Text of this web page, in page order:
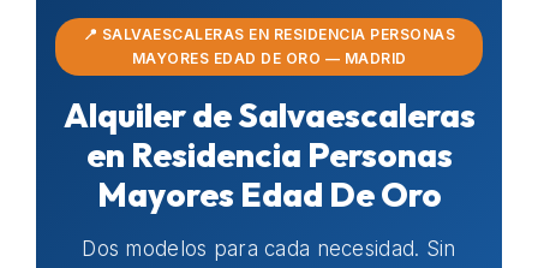
📍 SALVAESCALERAS EN RESIDENCIA PERSONAS
MAYORES EDAD DE ORO — MADRID
Alquiler de Salvaescaleras
en Residencia Personas
Mayores Edad De Oro
Dos modelos para cada necesidad. Sin